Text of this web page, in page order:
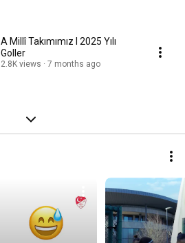
A Millî Takımımız I 2025 Yılı
Goller
2.8K views 7 months ago